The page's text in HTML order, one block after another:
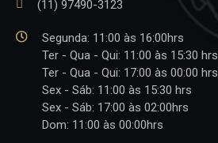
(11) 97490-3123
Segunda: 11:00 às 16:00hrs
Ter - Qua - Qui: 11:00 às 15:30 hrs
Ter - Qua - Qui: 17:00 às 00:00 hrs
Sex - Sáb: 11:00 às 15:30 hrs
Sex - Sáb: 17:00 às 02:00hrs
Dom: 11:00 às 00:00hrs